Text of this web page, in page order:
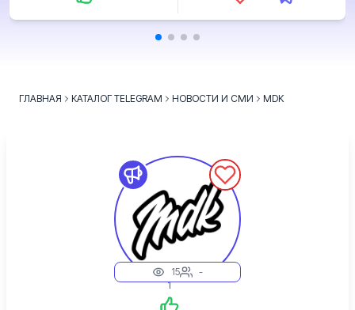
ГЛАВНАЯ КАТАЛОГ TELEGRAM НОВОСТИ И СМИ MDK
15
-
1